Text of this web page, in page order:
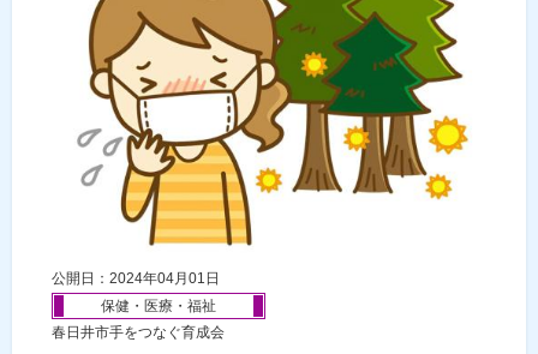
公開日：2024年04月01日
保健・医療・福祉
春日井市手をつなぐ育成会